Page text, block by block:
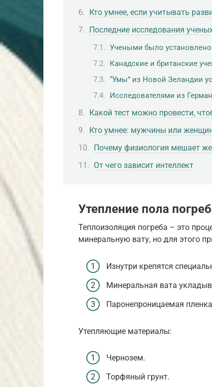
Кто умнее, если учитывать
Последние исследования
Учеными было установлено
Канадские и британские
“Умы” из Новой Зеландии
Исследователями из
Какой тест можно провести,
Кто умнее: мужчины или
Почему физиология мешает
От чего зависит интеллект
Утепление пола
Теплоизоляция погреба – это
минеральную вату, но для этого
Изнутри крепятся
Минеральная вата
Паронепроницаемая
Утепляющие материалы:
Чернозем.
Торфяный грунт.